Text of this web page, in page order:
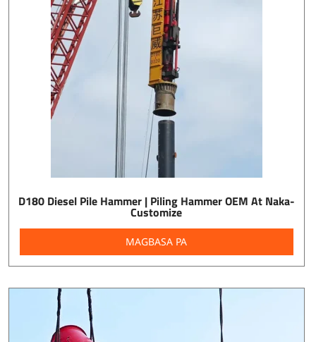
D180 Diesel Pile Hammer | Piling Hammer OEM At Naka-
Customize
MAGBASA PA